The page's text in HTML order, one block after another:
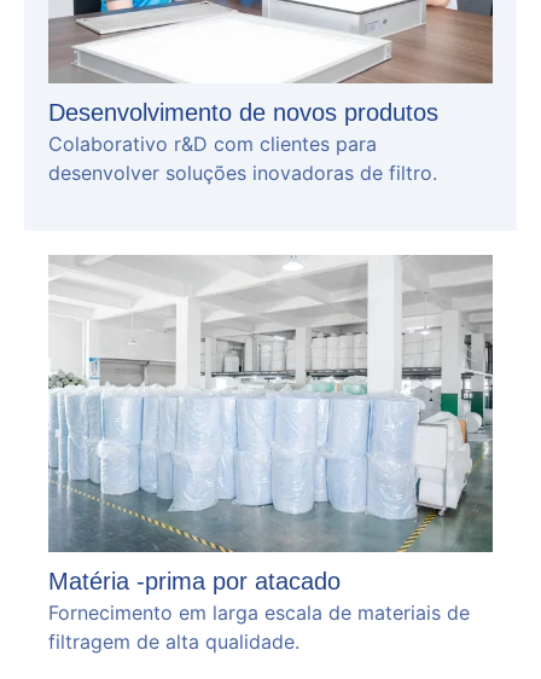
Desenvolvimento de novos produtos
Colaborativo r&D com clientes para
desenvolver soluções inovadoras de filtro.
Matéria -prima por atacado
Fornecimento em larga escala de materiais de
filtragem de alta qualidade.